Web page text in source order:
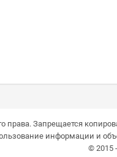
права. Запрещается
информации и
© 2015